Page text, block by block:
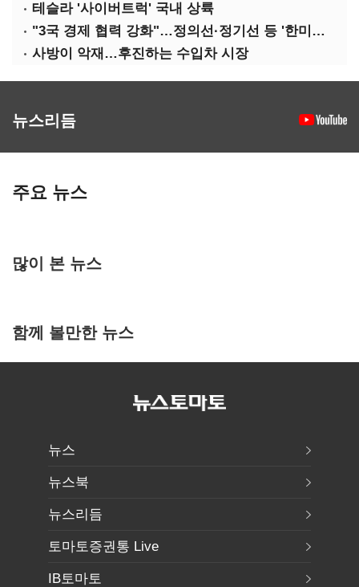
테슬라 '사이버트럭' 국내 상륙
"3국 경제 협력 강화"…정의선·정기선 등 '한미일 경제대화' 참석
사방이 악재…후진하는 수입차 시장
뉴스리듬
주요 뉴스
많이 본 뉴스
함께 볼만한 뉴스
뉴스
뉴스북
뉴스리듬
토마토증권통 Live
IB토마토